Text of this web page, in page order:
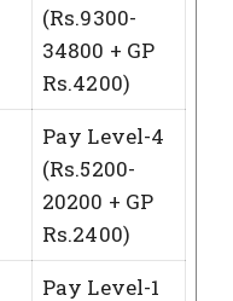
(Rs.9300-
34800 + GP
Rs.4200)
Pay Level-4
(Rs.5200-
20200 + GP
Rs.2400)
Pay Level-1